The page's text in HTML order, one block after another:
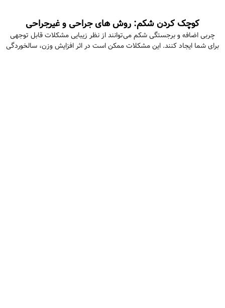
کوچک کردن شکم: روش های جراحی و غیرجراحی
چربی اضافه و برجستگی شکم می‌توانند از نظر زیبایی مشکلات قابل توجهی
برای شما ایجاد کنند. این مشکلات ممکن است در اثر افزایش وزن، سالخوردگی